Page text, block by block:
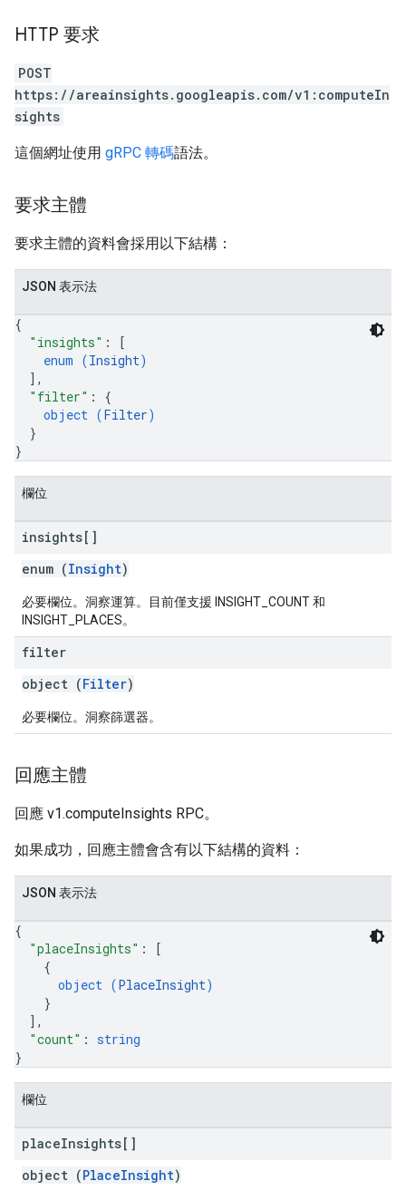
HTTP 要求
POST
https://areainsights.googleapis.com/v1:computeIn
sights
這個網址使用 gRPC 轉碼語法。
要求主體
要求主體的資料會採用以下結構：
JSON 表示法
{
"insights" :
[
enum (Insight)
] ,
"filter" : {
object (Filter)
}
}
欄位
insights[]
enum (Insight)
必要欄位。洞察運算。目前僅支援 INSIGHT_COUNT 和
INSIGHT_PLACES。
filter
object (Filter)
必要欄位。洞察篩選器。
回應主體
回應 v1.computeInsights RPC。
如果成功，回應主體會含有以下結構的資料：
JSON 表示法
{
"placeInsights" :
[
{
object (PlaceInsight)
}
] ,
"count" : string
}
欄位
placeInsights[]
object (PlaceInsight)